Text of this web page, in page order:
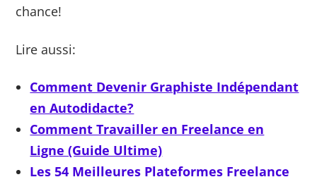
chance!
Lire aussi:
Comment Devenir Graphiste Indépendant
en Autodidacte?
Comment Travailler en Freelance en
Ligne (Guide Ultime)
Les 54 Meilleures Plateformes Freelance